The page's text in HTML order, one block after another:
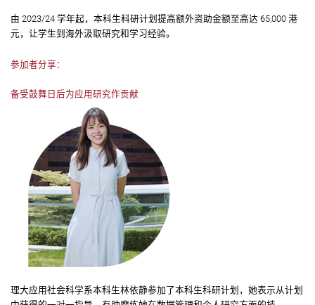
由 2023/24 学年起，本科生科研计划提高额外资助金额至高达 65,000 港
元，让学生到海外汲取研究和学习经验。
参加者分享：
备受鼓舞日后为应用研究作贡献
理大应用社会科学系本科生林依静参加了本科生科研计划，她表示从计划